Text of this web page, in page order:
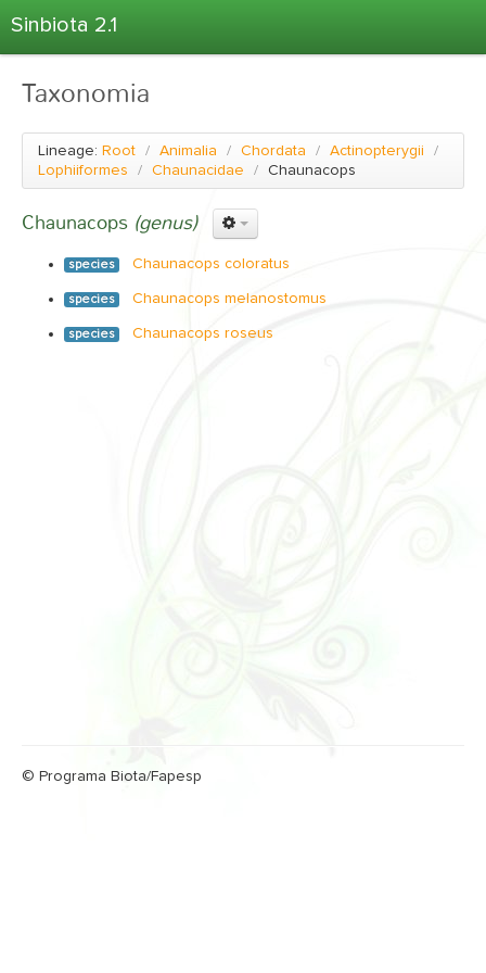
Sinbiota 2.1
Informações Ambientais
Coletas
Projetos
Atlas 2.1
Estatísticas
Sobre o Sinbiota
Taxonomia
Lineage: Root / Animalia / Chordata / Actinopterygii
/
Lophiiformes
/ Chaunacidae / Chaunacops
Chaunacops (genus)
species Chaunacops coloratus
species Chaunacops melanostomus
species Chaunacops roseus
© Programa Biota/Fapesp